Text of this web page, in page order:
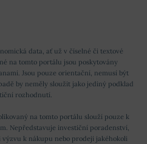
data, ať už v číselné či textové
na tomto portálu jsou poskytovány
Jsou pouze orientační, nemusí být
by neměly sloužit jako jediný podklad
rozhodnutí.
na tomto portálu slouží pouze k
Nepředstavuje investiční poradenství,
k nákupu nebo prodeji jakéhokoli